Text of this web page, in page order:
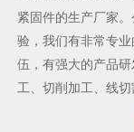
紧固件的生产厂家
验，我们有非常专
伍，有强大的产品
工、切削加工、线
面处理等较为齐全